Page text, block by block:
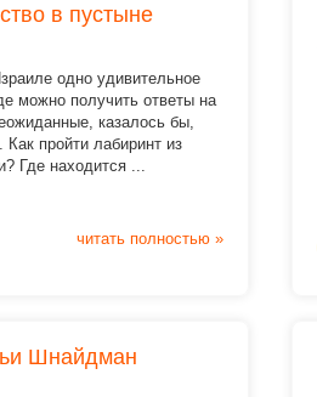
в пустыне
одно удивительное
можно получить ответы на
казалось бы,
Как пройти лабиринт из
Где находится ...
читать полностью »
Шнайдман